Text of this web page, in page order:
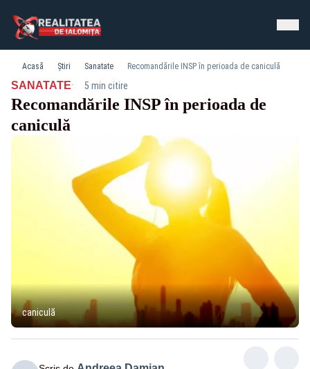
Acasă Știri Sanatate Recomandările INSP în perioada de caniculă
SANATATE· 5 min citire
Recomandările INSP în perioada de
caniculă
caniculă